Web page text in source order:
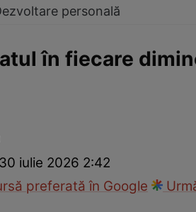
personală
în fiecare
30 iulie 2026 2:42
preferată în Google